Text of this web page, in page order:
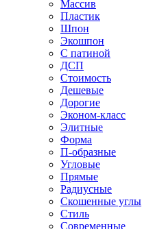
Массив
Пластик
Шпон
Экошпон
С патиной
ДСП
Стоимость
Дешевые
Дорогие
Эконом-класс
Элитные
Форма
П-образные
Угловые
Прямые
Радиусные
Скошенные углы
Стиль
Современные